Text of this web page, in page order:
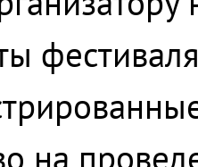
на